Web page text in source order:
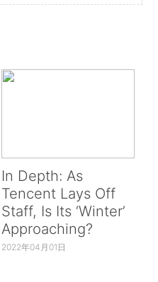
In Depth: As
Tencent Lays Off
Staff, Is Its ‘Winter’
Approaching?
2022年04月01日